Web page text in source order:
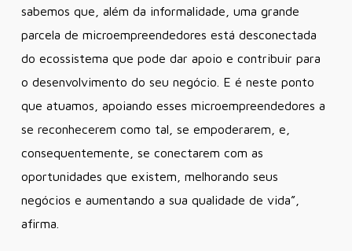
sabemos que, além da informalidade, uma grande
parcela de microempreendedores está desconectada
do ecossistema que pode dar apoio e contribuir para
o desenvolvimento do seu negócio. E é neste ponto
que atuamos, apoiando esses microempreendedores a
se reconhecerem como tal, se empoderarem, e,
consequentemente, se conectarem com as
oportunidades que existem, melhorando seus
negócios e aumentando a sua qualidade de vida”,
afirma.